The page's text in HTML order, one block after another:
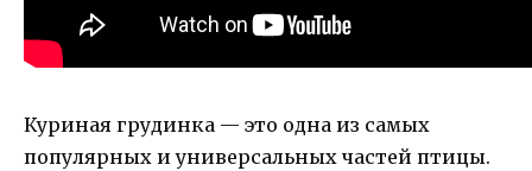
Куриная грудинка — это одна из самых
популярных и универсальных частей птицы.